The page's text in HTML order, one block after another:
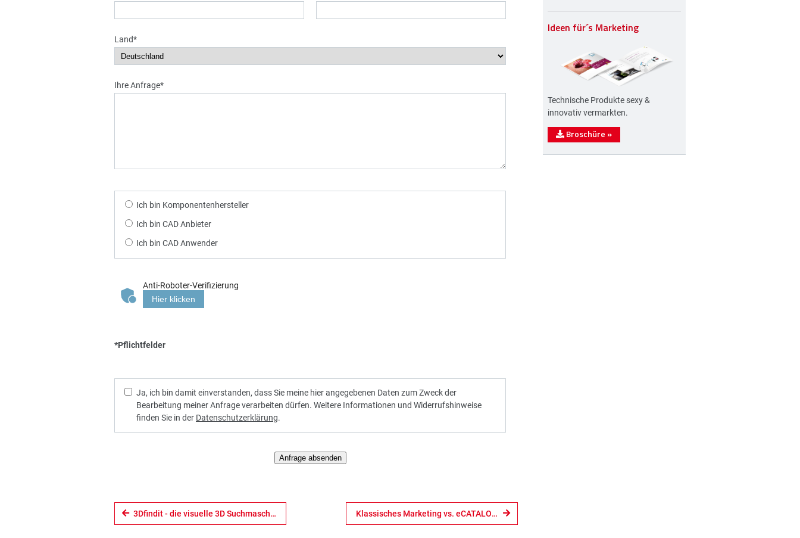
Land*
Ihre Anfrage*
Ich bin Komponentenhersteller
Ich bin CAD Anbieter
Ich bin CAD Anwender
Anti-Roboter-Verifizierung
Hier klicken
*Pflichtfelder
Ja, ich bin damit einverstanden, dass Sie meine hier angegebenen Daten zum Zweck der
Bearbeitung meiner Anfrage verarbeiten dürfen. Weitere Informationen und Widerrufshinweise
finden Sie in der Datenschutzerklärung.
Anfrage absenden
3Dfindit - die visuelle 3D Suchmaschine Klassisches Marketing vs. eCATALOGsolutions
Ideen für´s Marketing
Technische Produkte sexy &
innovativ vermarkten.
Broschüre »